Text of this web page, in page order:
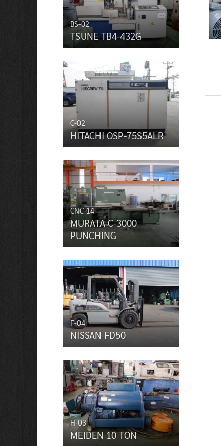
BS-02
TSUNE TB4-432G
C-02
HITACHI OSP-75S5ALR
CNC-14
MURATA C-3000
PUNCHING
F-04
NISSAN FD50
H-03
MEIDEN 10 TON